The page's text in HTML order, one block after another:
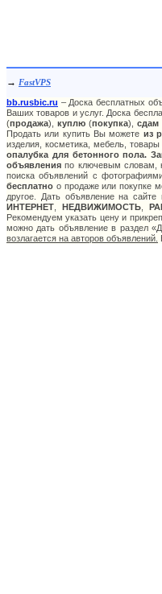
→ FastVPS
bb.rusbic.ru – Доска бесплатных
Ваших товаров и услуг. Доска
(продажа), куплю (покупка), сдам
Продать или купить Вы можете из
изделия, косметика, мебель,
опалубка для бетонного пола.
объявления по ключевым словам,
поиска объявлений с
бесплатно о продаже или покупке
другое. Дать объявление на
ИНТЕРНЕТ
НЕДВИЖИМОСТЬ,
Рекомендуем указать цену и
можно дать объявление в раздел
возлагается на авторов объявлений.